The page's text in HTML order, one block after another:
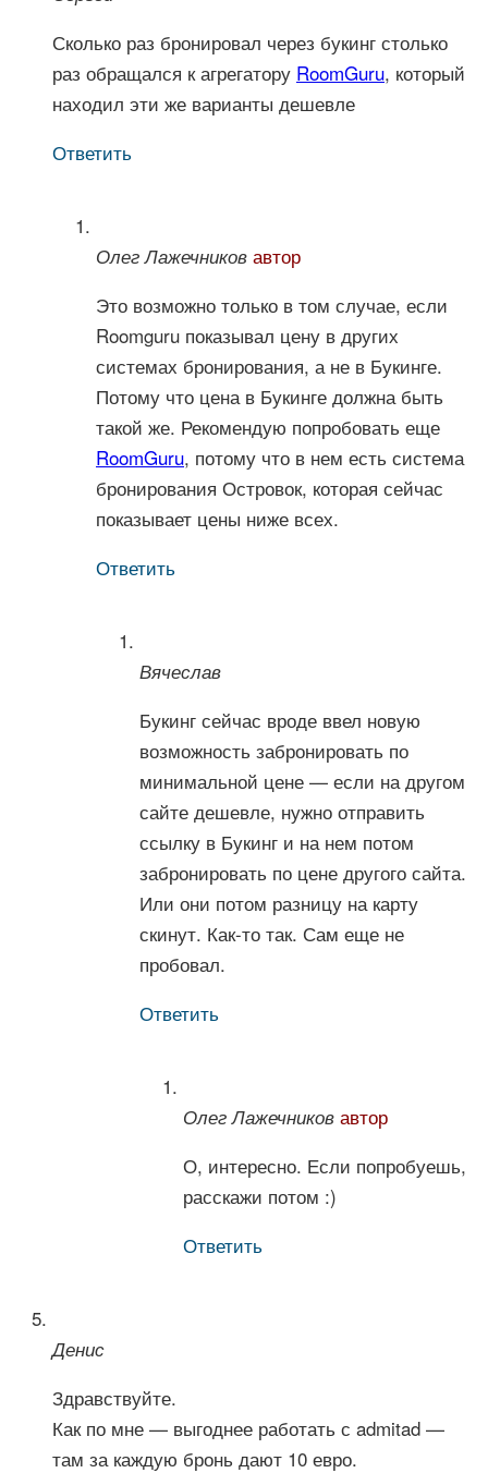
Сколько раз бронировал через букинг столько
раз обращался к агрегатору RoomGuru, который
находил эти же варианты дешевле
Ответить
Олег Лажечников автор
Это возможно только в том случае, если
Roomguru показывал цену в других
системах бронирования, а не в Букинге.
Потому что цена в Букинге должна быть
такой же. Рекомендую попробовать еще
RoomGuru, потому что в нем есть система
бронирования Островок, которая сейчас
показывает цены ниже всех.
Ответить
Вячеслав
Букинг сейчас вроде ввел новую
возможность забронировать по
минимальной цене — если на другом
сайте дешевле, нужно отправить
ссылку в Букинг и на нем потом
забронировать по цене другого сайта.
Или они потом разницу на карту
скинут. Как-то так. Сам еще не
пробовал.
Ответить
Олег Лажечников автор
О, интересно. Если попробуешь,
расскажи потом :)
Ответить
Денис
Здравствуйте.
Как по мне — выгоднее работать с admitad —
там за каждую бронь дают 10 евро.